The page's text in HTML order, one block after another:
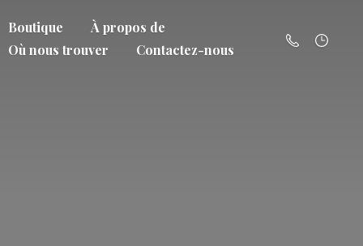
Boutique
À propos de
Où nous trouver
Contactez-nous